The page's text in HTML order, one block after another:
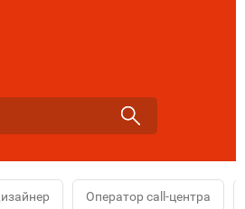
Оператор call-центра